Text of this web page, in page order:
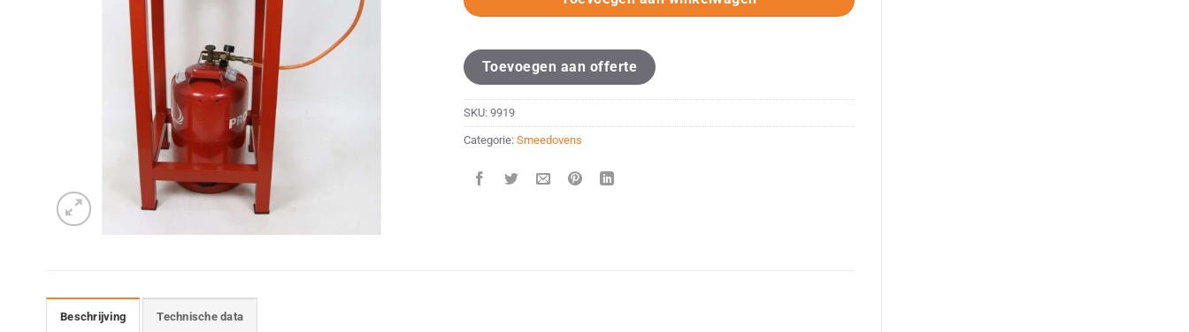
Toevoegen aan offerte
SKU: 9919
Categorie: Smeedovens
Beschrijving Technische data